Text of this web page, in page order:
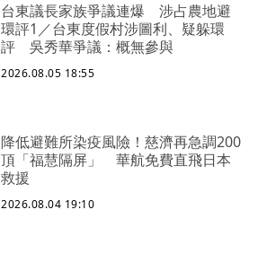
台東議長家族爭議連爆 涉占農地避
環評1／台東度假村涉圖利、疑躲環
評 吳秀華爭議：概無參與
2026.08.05 18:55
降低避難所染疫風險！慈濟再急調200
頂「福慧隔屏」 華航免費直飛日本
救援
2026.08.04 19:10